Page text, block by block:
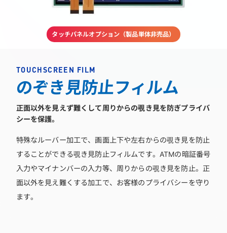
タッチパネルオプション（製品単体非売品）
TOUCHSCREEN FILM
のぞき見防止フィルム
正面以外を見えず難くして周りからの覗き見を防ぎプライバ
シーを保護。
特殊なルーバー加工で、画面上下や左右からの覗き見を防止
することができる覗き見防止フィルムです。ATMの暗証番号
入力やマイナンバーの入力等、周りからの覗き見を防止。正
面以外を見え難くする加工で、お客様のプライバシーを守り
ます。